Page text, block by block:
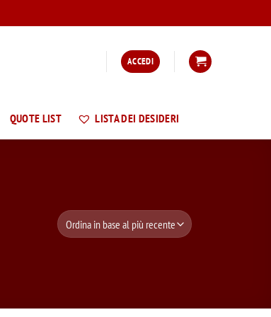
ACCEDI
QUOTE LIST LISTA DEI DESIDERI